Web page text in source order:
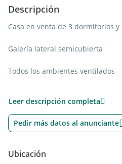
Descripción
Casa en venta de 3 dormitorios y
Galería lateral semicubierta
Todos los ambientes ventilados
Sobre arteria principal
Valor expresado en Dólares
Leer descripción completa
Pedir más datos al anunciante
Ubicación